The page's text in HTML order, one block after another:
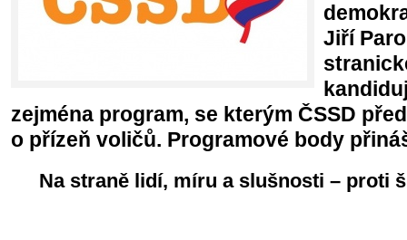
Jiří
zejména program, se kterým ČSSD
o přízeň voličů. Programové body
Na straně lidí, míru a slušnosti – proti